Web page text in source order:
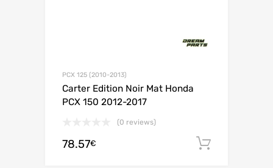
PCX 125 (2010-2013)
Carter Edition Noir Mat Honda
PCX 150 2012-2017
(0 reviews)
78.57€